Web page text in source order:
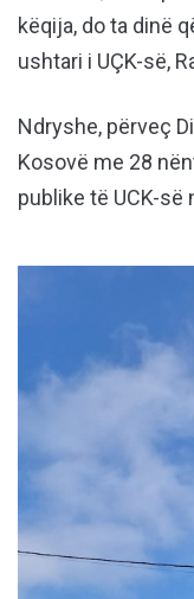
këqija, do ta dinë
ushtari i UÇK-së,
Ndryshe, përveç
Kosovë me 28
publike të UCK-së